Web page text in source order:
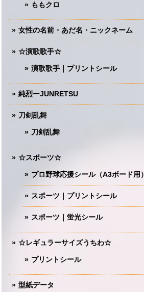
ももクロ
女性の名前・あだ名・ニックネーム
☆演歌歌手☆
演歌歌手｜プリントシール
純烈ーJUNRETSU
刀剣乱舞
刀剣乱舞
☆スポーツ☆
プロ野球応援シール（A3ボード用）
スポーツ｜プリントシール
スポーツ｜蛍光シール
☆レギュラーサイズうちわ☆
プリントシール
型紙データ